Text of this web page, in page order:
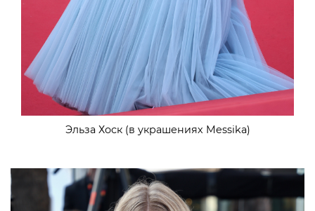
Эльза Хоск (в украшениях Messika)